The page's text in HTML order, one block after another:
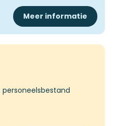
Meer informatie